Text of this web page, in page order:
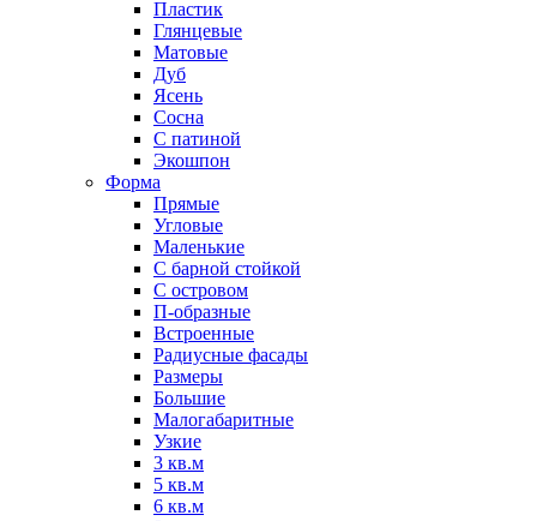
Пластик
Глянцевые
Матовые
Дуб
Ясень
Сосна
С патиной
Экошпон
Форма
Прямые
Угловые
Маленькие
С барной стойкой
С островом
П-образные
Встроенные
Радиусные фасады
Размеры
Большие
Малогабаритные
Узкие
3 кв.м
5 кв.м
6 кв.м